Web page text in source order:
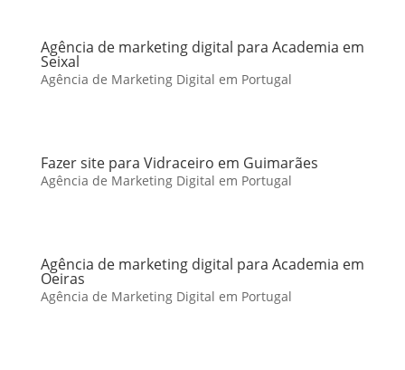
Agência de marketing digital para Academia em
Seixal
Agência de Marketing Digital em Portugal
Fazer site para Vidraceiro em Guimarães
Agência de Marketing Digital em Portugal
Agência de marketing digital para Academia em
Oeiras
Agência de Marketing Digital em Portugal